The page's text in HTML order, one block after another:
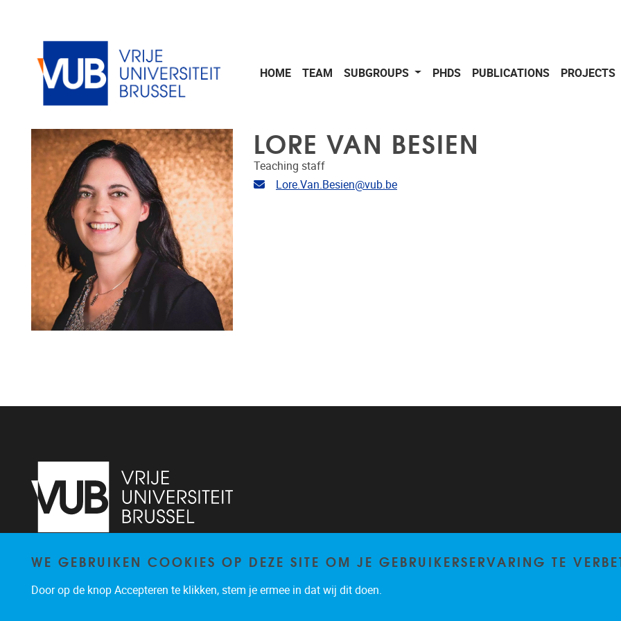
HOME TEAM SUBGROUPS PHDS PUBLICATIONS PROJECTS
LORE VAN BESIEN
Teaching staff
Email address
Lore.Van.Besien@vub.be
Pleinlaan 2 1050 Brussel
busi@vub.be
WE GEBRUIKEN COOKIES OP DEZE SITE OM JE GEBRUIKERSERVARING TE
Door op de knop Accepteren te klikken, stem je ermee in dat wij dit doen.